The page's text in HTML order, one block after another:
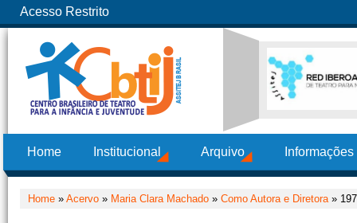
Acesso Restrito
Home Institucional Arquivo
Home » Acervo » Maria Clara Machado » Como Autora e Diretora»